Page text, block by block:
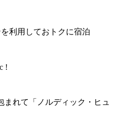
利用しておトクに宿泊
!
れて「ノルディック・ヒュ